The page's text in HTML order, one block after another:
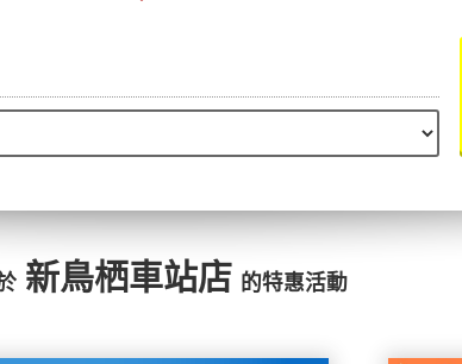
新鳥栖車站店 的特惠活動